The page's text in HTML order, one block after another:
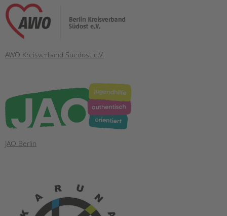
AWO Kreisverband Suedost e.V.
JAO Berlin